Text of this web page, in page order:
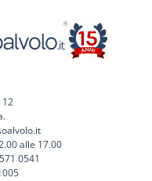
12
alle 17.00
0541